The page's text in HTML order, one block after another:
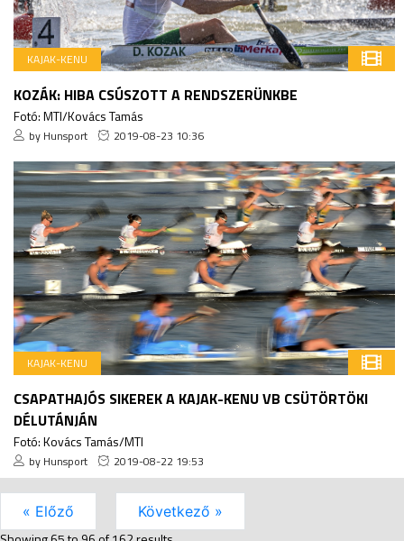
KAJAK-KENU
KOZÁK: HIBA CSÚSZOTT A RENDSZERÜNKBE
Fotó: MTI/Kovács Tamás
by Hunsport 2019-08-23 10:36
KAJAK-KENU
CSAPATHAJÓS SIKEREK A KAJAK-KENU VB CSÜTÖRTÖKI
DÉLUTÁNJÁN
Fotó: Kovács Tamás/MTI
by Hunsport 2019-08-22 19:53
« Előző Következő »